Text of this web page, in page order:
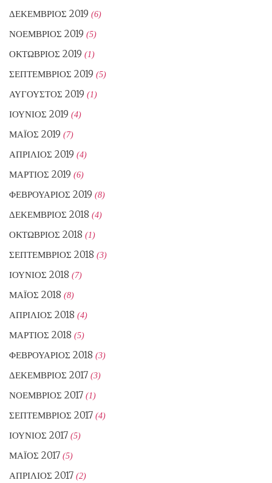
ΔΕΚΈΜΒΡΙΟΣ 2019 (6)
ΝΟΈΜΒΡΙΟΣ 2019 (5)
ΟΚΤΏΒΡΙΟΣ 2019 (1)
ΣΕΠΤΈΜΒΡΙΟΣ 2019 (5)
ΑΎΓΟΥΣΤΟΣ 2019 (1)
ΙΟΎΝΙΟΣ 2019 (4)
ΜΆΙΟΣ 2019 (7)
ΑΠΡΊΛΙΟΣ 2019 (4)
ΜΆΡΤΙΟΣ 2019 (6)
ΦΕΒΡΟΥΆΡΙΟΣ 2019 (8)
ΔΕΚΈΜΒΡΙΟΣ 2018 (4)
ΟΚΤΏΒΡΙΟΣ 2018 (1)
ΣΕΠΤΈΜΒΡΙΟΣ 2018 (3)
ΙΟΎΝΙΟΣ 2018 (7)
ΜΆΙΟΣ 2018 (8)
ΑΠΡΊΛΙΟΣ 2018 (4)
ΜΆΡΤΙΟΣ 2018 (5)
ΦΕΒΡΟΥΆΡΙΟΣ 2018 (3)
ΔΕΚΈΜΒΡΙΟΣ 2017 (3)
ΝΟΈΜΒΡΙΟΣ 2017 (1)
ΣΕΠΤΈΜΒΡΙΟΣ 2017 (4)
ΙΟΎΝΙΟΣ 2017 (5)
ΜΆΙΟΣ 2017 (5)
ΑΠΡΊΛΙΟΣ 2017 (2)